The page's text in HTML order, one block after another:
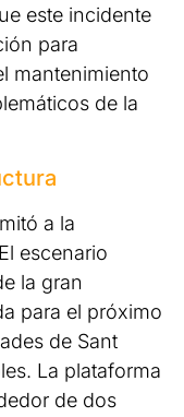
este incidente
para
mantenimiento
de la
a la
escenario
la gran
para el próximo
de Sant
La plataforma
de dos